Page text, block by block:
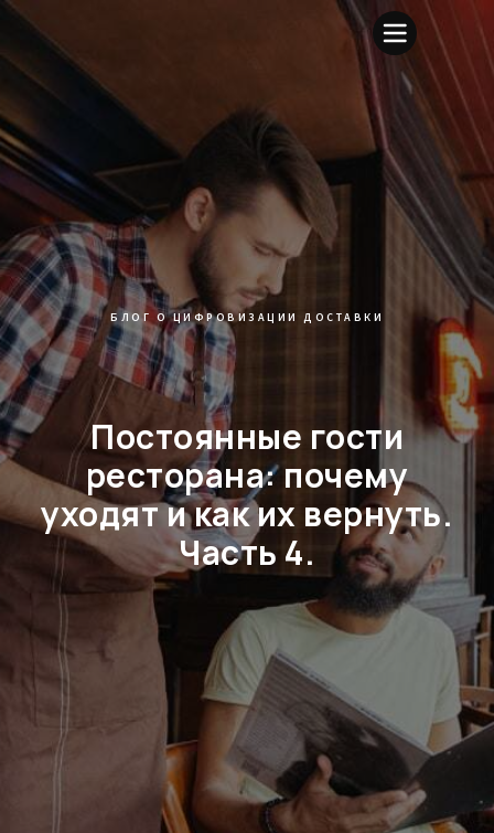
БЛОГ О ЦИФРОВИЗАЦИИ ДОСТАВКИ
Постоянные гости
ресторана: почему
уходят и как их вернуть.
Часть 4.